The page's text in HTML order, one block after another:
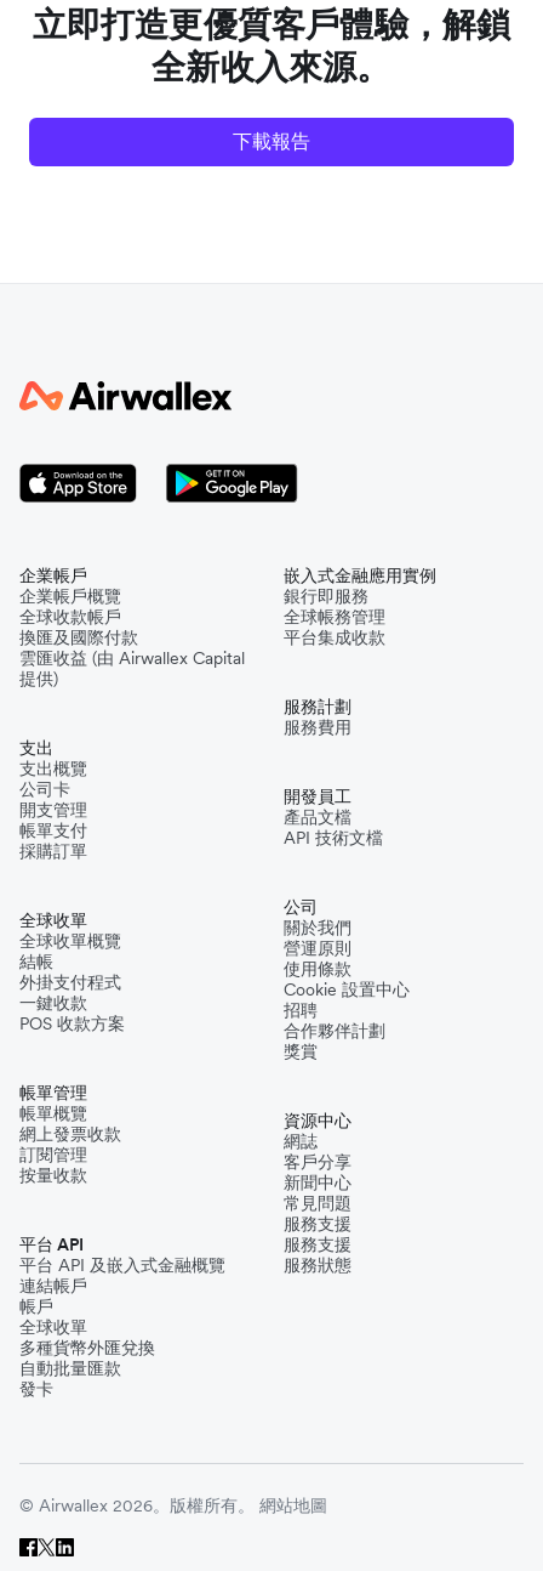
立即打造更優質客戶體驗，解鎖
全新收入來源。
下載報告
企業帳戶
企業帳戶概覽
全球收款帳戶
換匯及國際付款
雲匯收益 (由 Airwallex Capital
提供)
支出
支出概覽
公司卡
開支管理
帳單支付
採購訂單
全球收單
全球收單概覽
結帳
外掛支付程式
一鍵收款
POS 收款方案
帳單管理
帳單概覽
網上發票收款
訂閱管理
按量收款
平台 API
平台 API 及嵌入式金融概覽
連結帳戶
帳戶
全球收單
多種貨幣外匯兌換
自動批量匯款
發卡
嵌入式金融應用實例
銀行即服務
全球帳務管理
平台集成收款
服務計劃
服務費用
開發員工
產品文檔
API 技術文檔
公司
關於我們
營運原則
使用條款
Cookie 設置中心
招聘
合作夥伴計劃
獎賞
資源中心
網誌
客戶分享
新聞中心
常見問題
服務支援
服務支援
服務狀態
© Airwallex 2026。版權所有。 網站地圖